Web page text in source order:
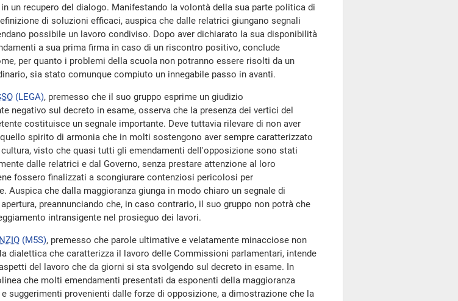
un recupero del dialogo. Manifestando la volontà della sua parte politica di
di soluzioni efficaci, auspica che dalle relatrici giungano segnali
possibile un lavoro condiviso. Dopo aver dichiarato la sua disponibilità
a sua prima firma in caso di un riscontro positivo, conclude
per quanto i problemi della scuola non potranno essere risolti da un
sia stato comunque compiuto un innegabile passo in avanti.
(LEGA), premesso che il suo gruppo esprime un giudizio
negativo sul decreto in esame, osserva che la presenza dei vertici del
costituisce un segnale importante. Deve tuttavia rilevare di non aver
spirito di armonia che in molti sostengono aver sempre caratterizzato
visto che quasi tutti gli emendamenti dell'opposizione sono stati
dalle relatrici e dal Governo, senza prestare attenzione al loro
fossero finalizzati a scongiurare contenziosi pericolosi per
Auspica che dalla maggioranza giunga in modo chiaro un segnale di
preannunciando che, in caso contrario, il suo gruppo non potrà che
intransigente nel prosieguo dei lavori.
(M5S), premesso che parole ultimative e velatamente minacciose non
dialettica che caratterizza il lavoro delle Commissioni parlamentari, intende
del lavoro che da giorni si sta svolgendo sul decreto in esame. In
che molti emendamenti presentati da esponenti della maggioranza
suggerimenti provenienti dalle forze di opposizione, a dimostrazione che la